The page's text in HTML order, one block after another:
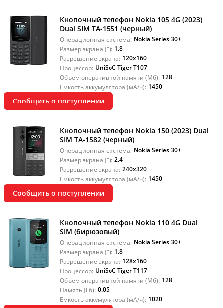
Кнопочный телефон Nokia 105 4G (2023)
Dual SIM TA-1551 (черный)
Операционная система: Nokia Series 30+
Размер экрана ("): 1.8
Разрешение экрана: 120x160
Процессор: UniSoC Tiger T107
Объем оперативной памяти (Мб): 128
Емкость аккумулятора (мА/ч): 1450
Сообщить о поступлении
Кнопочный телефон Nokia 150 (2023) Dual
SIM ТА-1582 (черный)
Операционная система: Nokia Series 30+
Размер экрана ("): 2.4
Разрешение экрана: 240x320
Емкость аккумулятора (мА/ч): 1450
Сообщить о поступлении
Кнопочный телефон Nokia 110 4G Dual
SIM (бирюзовый)
Операционная система: Nokia Series 30+
Размер экрана ("): 1.8
Разрешение экрана: 128x160
Процессор: UniSoC Tiger T117
Объем оперативной памяти (Мб): 128
Память (Гб): 0.05
Емкость аккумулятора (мА/ч): 1020